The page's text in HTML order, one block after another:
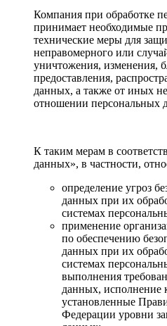
Компания при обработке
принимает необходимые
технические меры для
неправомерного или
уничтожения, изменения,
предоставления,
данных, а также от иных
отношении персональных
К таким мерам в
данных», в частности,
определение угроз
данных при их
системах
применение
по обеспечению
данных при их
системах
выполнения
данных, исполнение
установленные
Федерации уровни